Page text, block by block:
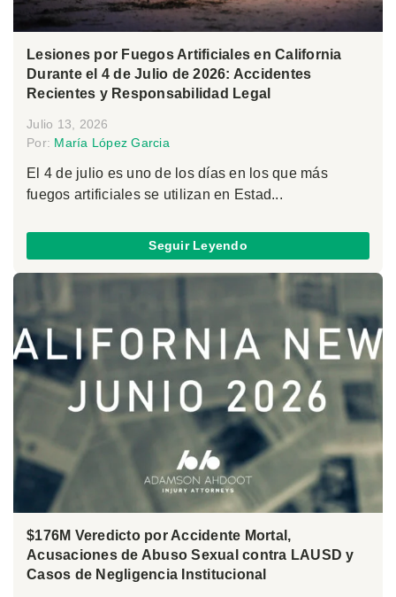
Lesiones por Fuegos Artificiales en California
Durante el 4 de Julio de 2026: Accidentes
Recientes y Responsabilidad Legal
Julio 13, 2026
Por: María López Garcia
El 4 de julio es uno de los días en los que más
fuegos artificiales se utilizan en Estad...
Seguir Leyendo
$176M Veredicto por Accidente Mortal,
Acusaciones de Abuso Sexual contra LAUSD y
Casos de Negligencia Institucional